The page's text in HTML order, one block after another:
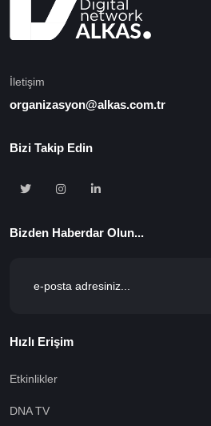
İletişim
organizasyon@alkas.com.tr
Bizi Takip Edin
Bizden Haberdar Olun...
Hızlı Erişim
Etkinlikler
DNA TV